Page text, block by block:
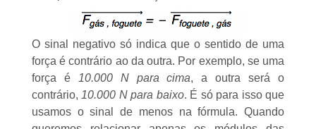
O sinal negativo só indica que o sentido de uma
força é contrário ao da outra. Por exemplo, se uma
força é 10.000 N para cima, a outra será o
contrário, 10.000 N para baixo. É só para isso que
usamos o sinal de menos na fórmula. Quando